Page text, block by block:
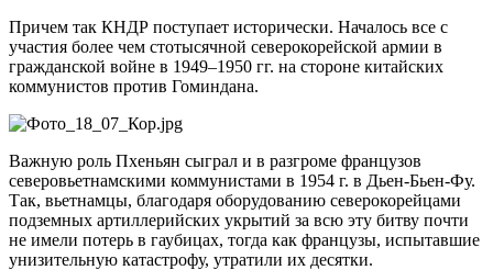
Причем так КНДР поступает исторически. Началось все с
участия более чем стотысячной северокорейской армии в
гражданской войне в 1949–1950 гг. на стороне китайских
коммунистов против Гоминдана.
Важную роль Пхеньян сыграл и в разгроме французов
северовьетнамскими коммунистами в 1954 г. в Дьен-Бьен-Фу.
Так, вьетнамцы, благодаря оборудованию северокорейцами
подземных артиллерийских укрытий за всю эту битву почти
не имели потерь в гаубицах, тогда как французы, испытавшие
унизительную катастрофу, утратили их десятки.